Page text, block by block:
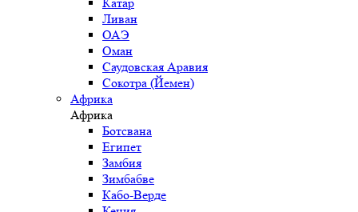
Катар
Ливан
ОАЭ
Оман
Саудовская Аравия
Сокотра (Йемен)
Африка
Африка
Ботсвана
Египет
Замбия
Зимбабве
Кабо-Верде